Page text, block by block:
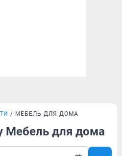
МЕБЕЛЬ ДЛЯ ДОМА
Мебель для дома